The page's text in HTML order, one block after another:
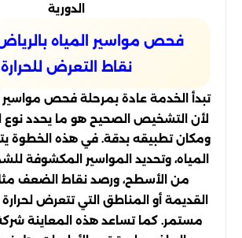
الدورية
فحص مواسير المياه
نقاط التعرض للحرارة
تبدأ الخدمة عادة بمرحلة فحص مواسير
لأن التشخيص الصحيح هو ما يحدد نوع
ومكان تطبيقه بدقة. في هذه الخطوة
المياه، وتحديد المواسير المكشوفة
من الأسطح، ورصد نقاط الضعف
القديمة أو المناطق التي تتعرض
مستمر. كما تساعد هذه المعاينة